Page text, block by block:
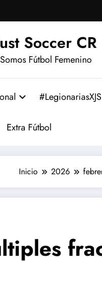
Soccer CR
Somos Fútbol Femenino
#LegionariasXJS
Extra Fútbol
Inicio 2026